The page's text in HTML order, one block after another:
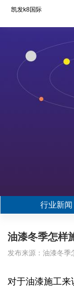
凯发k8国际
行业新闻
油漆冬季怎样
发布来源：油漆冬季
对于油漆施工来